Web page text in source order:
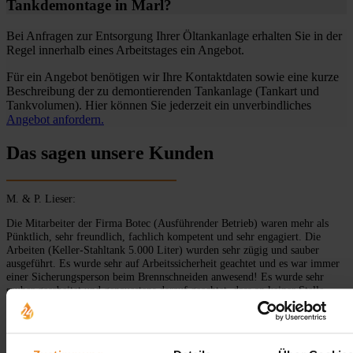
Tankdemontage in Marl?
Bei Anfragen zur Entsorgung Ihrer Öltankanlage erhalten Sie in der
Regel innerhalb eines Arbeitstages ein Angebot.
Für ein Angebot benötigen wir Ihre Kontaktdaten sowie eine kurze
Beschreibung der zu demontierenden Tankanlage (Tankart und
Tankvolumen). Hier können Sie jederzeit ein unverbindliches
Angebot anfordern.
Das sagen unsere Kunden
M. & P. Lieser:
Die Mitarbeiter der Firma Botec (Ausführender Betrieb) waren mehr als
Pünktlich, sehr freundlich, fachlich kompetent und sehr engagiert. Die
Arbeiten (Keller-Stahltank 5.000 Liter) wurden sehr zügig und sauber
ausgeführt. Es wurde sehr auf Arbeitssicherheit geachtet und es war immer
einer Sicherungsperson beim Brennschneiden anwesend! Es wurde sehr
sauber gearbeitet und genauestens darauf geachtet, dass an keiner Stelle
Heizöl auslief bzw. abtropfte. Die Arbeiten würden sehr zügig erledigt und
der Arbeitsraum sauber hinterlassen. Der komplette Tank wurde direkt